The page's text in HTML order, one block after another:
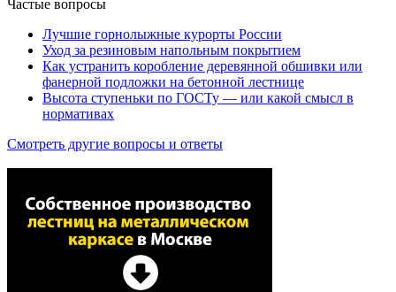
Частые вопросы
Лучшие горнолыжные курорты России
Уход за резиновым напольным покрытием
Как устранить коробление деревянной обшивки или
фанерной подложки на бетонной лестнице
Высота ступеньки по ГОСТу — или какой смысл в
нормативах
Смотреть другие вопросы и ответы